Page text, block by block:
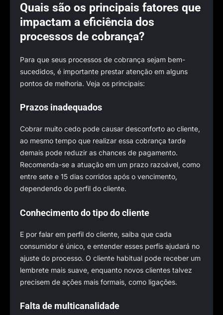
Quais são os principais fatores que
impactam a eficiência dos
processos de cobrança?
Para que seus processos de cobrança sejam bem-
sucedidos, é importante prestar atenção em alguns
pontos de melhoria. Veja os principais:
Prazos inadequados
Cobrar muito cedo pode causar desconforto ao cliente,
ao mesmo tempo que realizar essa cobrança tarde
demais pode reduzir as chances de pagamento.
Recomenda-se a atuação em um prazo razoável, como
entre sete e 15 dias corridos após o vencimento,
dependendo do perfil do cliente.
Conhecimento do tipo do cliente
E por falar em perfil do cliente, saiba que cada
consumidor é único, e entender esses perfis ajudará no
ajuste do processo. O cliente habitual pode receber um
lembrete mais suave, enquanto novos clientes talvez
precisem de ações mais formais, como ligações.
Falta de multicanalidade